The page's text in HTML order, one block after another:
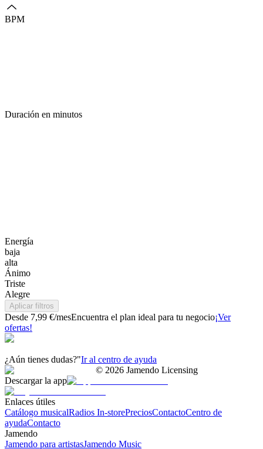
BPM
Duración en minutos
Energía
baja
alta
Ánimo
Triste
Alegre
Aplicar filtros
Desde 7,99 €/mesEncuentra el plan ideal para tu negocio¡Ver
ofertas!
¿Aún tienes dudas?"Ir al centro de ayuda
© 2026 Jamendo Licensing
Descargar la app
Enlaces útiles
Catálogo musicalRadios In-storePreciosContactoCentro de
ayudaContacto
Jamendo
Jamendo para artistasJamendo Music